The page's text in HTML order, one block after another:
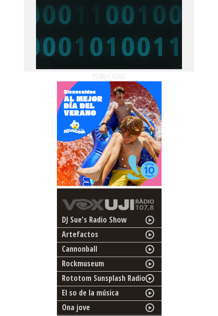
PUBLICIDAD
DJ Sue's Radio Show
Artefactos
Cannonball
Rockmuseum
Rototom Sunsplash Radio
El so de la música
Ona jove